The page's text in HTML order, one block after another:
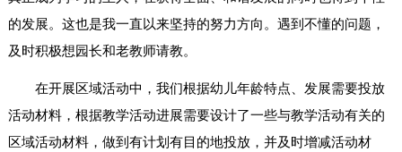
的发展。这也是我一直以来坚持的努力方向。遇到不懂的问题，
及时积极想园长和老教师请教。
在开展区域活动中，我们根据幼儿年龄特点、发展需要投放
活动材料，根据教学活动进展需要设计了一些与教学活动有关的
区域活动材料，做到有计划有目的地投放，并及时增减活动材